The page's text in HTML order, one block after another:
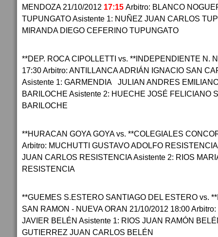
MENDOZA 21/10/2012 17:15 Arbitro: BLANCO
TUPUNGATO Asistente 1: NUÑEZ JUAN CARLOS
MIRANDA DIEGO CEFERINO TUPUNGATO
**DEP. ROCA CIPOLLETTI vs. **INDEPENDIENTE N.
17:30 Arbitro: ANTILLANCA ADRIÁN IGNACIO SAN
Asistente 1: GARMENDIA JULIAN ANDRES
BARILOCHE Asistente 2: HUECHE JOSÉ FELICIANO
BARILOCHE
**HURACAN GOYA GOYA vs. **COLEGIALES
Arbitro: MUCHUTTI GUSTAVO ADOLFO
JUAN CARLOS RESISTENCIA Asistente 2: RIOS
RESISTENCIA
**GUEMES S.ESTERO SANTIAGO DEL ESTERO vs.
SAN RAMON - NUEVA ORAN 21/10/2012 18:00
JAVIER BELÉN Asistente 1: RIOS JUAN RAMÓN
GUTIERREZ JUAN CARLOS BELÉN